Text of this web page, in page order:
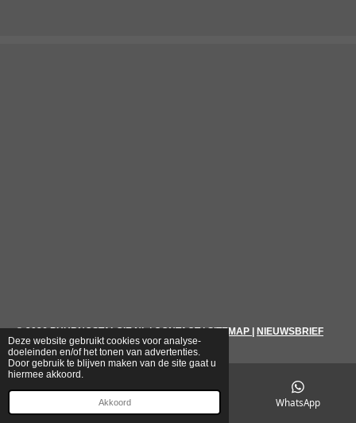
Deze website gebruikt cookies voor analyse-
doeleinden en/of het tonen van advertenties.
Door gebruik te blijven maken van de site gaat u
hiermee akkoord.
Akkoord
© 2026 PUURNOSTALGIE.NL|CONTACT|SITEMAP NIEUWSBRIEF
WhatsApp